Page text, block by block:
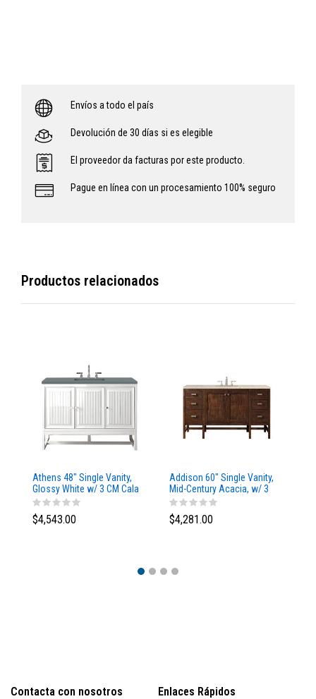
Envíos a todo el país
Devolución de 30 días si es elegible
El proveedor da facturas por este producto.
Pague en línea con un procesamiento 100% seguro
Productos relacionados
Athens 48" Single Vanity,
Glossy White w/ 3 CM Cala
Blue Top
$4,543.00
Addison 60" Single Vanity,
Mid-Century Acacia, w/ 3
CM Tajnar Eclos Top
$4,281.00
Contacta con nosotros Enlaces Rápidos